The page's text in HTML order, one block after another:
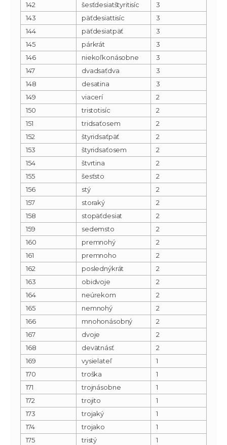
142
šesťdesiatštyritisíc
3
143
päťdesiattisíc
3
144
päťdesiatpäť
3
145
párkrát
3
146
niekoľkonásobne
3
147
dvadsaťdva
3
148
desatina
3
149
viacerí
2
150
tristotisíc
2
151
tridsaťosem
2
152
štyridsaťpäť
2
153
štyridsaťosem
2
154
štvrtina
2
155
šesťsto
2
156
stý
2
157
storaký
2
158
stopäťdesiat
2
159
sedemsto
2
160
premnohý
2
161
premnoho
2
162
poslednýkrát
2
163
obidvoje
2
164
neúrekom
2
165
nemnohý
2
166
mnohonásobný
2
167
dvoje
2
168
devätnásť
2
169
vysielateľ
1
170
troška
1
171
trojnásobne
1
172
trojito
1
173
trojaký
1
174
trojako
1
175
tristý
1